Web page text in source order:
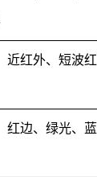
近红外、短波红
红边、绿光、蓝